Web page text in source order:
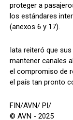
proteger a
los estándares
(anexos 6 y 17).
Iata reiteró que
mantener canales
el compromiso de
el país tan pronto
FIN/AVN/ PI/
© AVN - 2025